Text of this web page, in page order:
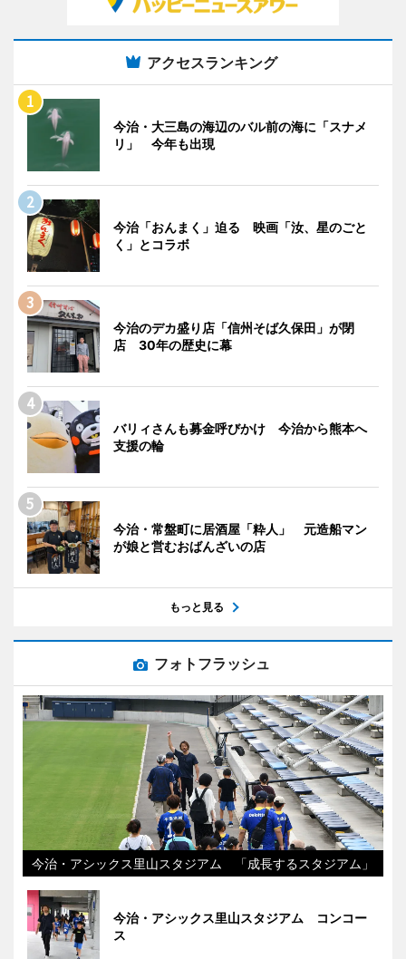
アクセスランキング
今治・大三島の海辺のバル前の海に「スナメ
リ」 今年も出現
今治「おんまく」迫る 映画「汝、星のごと
く」とコラボ
今治のデカ盛り店「信州そば久保田」が閉
店 30年の歴史に幕
バリィさんも募金呼びかけ 今治から熊本へ
支援の輪
今治・常盤町に居酒屋「粋人」 元造船マン
が娘と営むおばんざいの店
もっと見る
フォトフラッシュ
今治・アシックス里山スタジアム 「成長するスタジアム」
今治・アシックス里山スタジアム コンコー
ス